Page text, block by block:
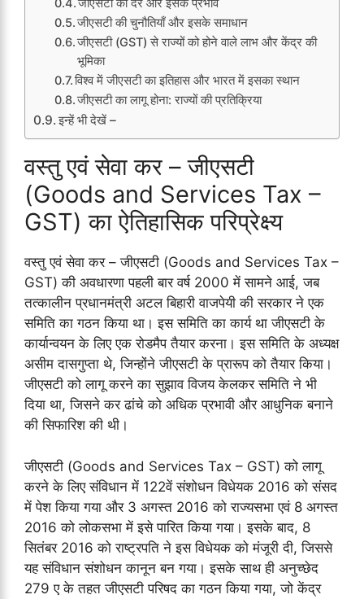
जीएसटी की दरें और इसके प्रभाव
जीएसटी की चुनौतियाँ और इसके समाधान
जीएसटी (GST) से राज्यों को होने वाले लाभ और केंद्र की
भूमिका
विश्व में जीएसटी का इतिहास और भारत में इसका स्थान
जीएसटी का लागू होना: राज्यों की प्रतिक्रिया
इन्हें भी देखें –
वस्तु एवं सेवा कर – जीएसटी
(Goods and Services Tax –
GST) का ऐतिहासिक परिप्रेक्ष्य
वस्तु एवं सेवा कर – जीएसटी (Goods and Services Tax –
GST) की अवधारणा पहली बार वर्ष 2000 में सामने आई, जब
तत्कालीन प्रधानमंत्री अटल बिहारी वाजपेयी की सरकार ने एक
समिति का गठन किया था। इस समिति का कार्य था जीएसटी के
कार्यान्वयन के लिए एक रोडमैप तैयार करना। इस समिति के अध्यक्ष
असीम दासगुप्ता थे, जिन्होंने जीएसटी के प्रारूप को तैयार किया।
जीएसटी को लागू करने का सुझाव विजय केलकर समिति ने भी
दिया था, जिसने कर ढांचे को अधिक प्रभावी और आधुनिक बनाने
की सिफारिश की थी।
जीएसटी (Goods and Services Tax – GST) को लागू
करने के लिए संविधान में 122वें संशोधन विधेयक 2016 को संसद
में पेश किया गया और 3 अगस्त 2016 को राज्यसभा एवं 8 अगस्त
2016 को लोकसभा में इसे पारित किया गया। इसके बाद, 8
सितंबर 2016 को राष्ट्रपति ने इस विधेयक को मंजूरी दी, जिससे
यह संविधान संशोधन कानून बन गया। इसके साथ ही अनुच्छेद
279 ए के तहत जीएसटी परिषद का गठन किया गया, जो केंद्र